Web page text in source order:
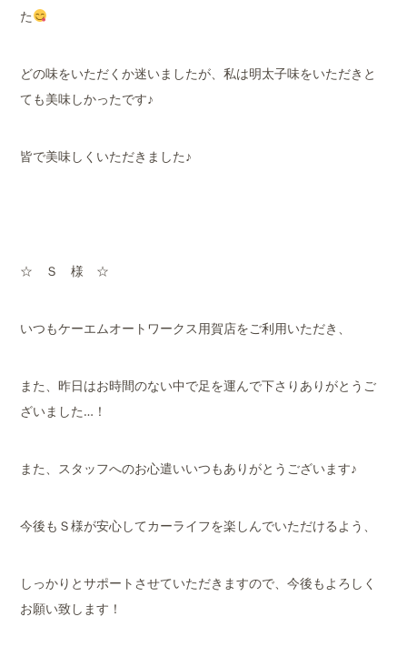
た
どの味をいただくか迷いましたが、私は明太子味をいただきと
ても美味しかったです♪
皆で美味しくいただきました♪
☆ Ｓ 様 ☆
いつもケーエムオートワークス用賀店をご利用いただき、
また、昨日はお時間のない中で足を運んで下さりありがとうご
ざいました…！
また、スタッフへのお心遣いいつもありがとうございます♪
今後もＳ様が安心してカーライフを楽しんでいただけるよう、
しっかりとサポートさせていただきますので、今後もよろしく
お願い致します！